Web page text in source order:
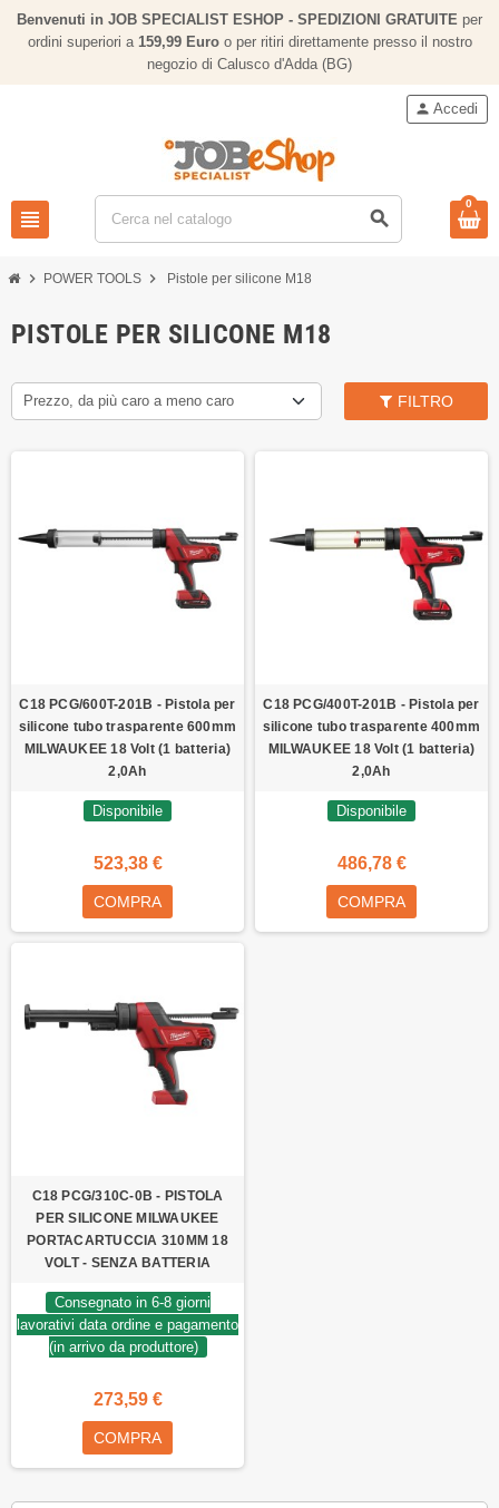
Benvenuti in JOB SPECIALIST ESHOP - SPEDIZIONI GRATUITE per
ordini superiori a 159,99 Euro o per ritiri direttamente presso il nostro
negozio di Calusco d'Adda (BG)
view_headline search
person Accedi
0
chevron_right POWER TOOLS chevron_right Pistole per silicone M18
PISTOLE PER SILICONE M18
Prezzo, da più caro a meno caro FILTRO
C18 PCG/600T-201B - Pistola per
silicone tubo trasparente 600mm
MILWAUKEE 18 Volt (1 batteria)
2,0Ah
Disponibile
523,38 €
COMPRA
C18 PCG/400T-201B - Pistola per
silicone tubo trasparente 400mm
MILWAUKEE 18 Volt (1 batteria)
2,0Ah
Disponibile
486,78 €
COMPRA
C18 PCG/310C-0B - PISTOLA
PER SILICONE MILWAUKEE
PORTACARTUCCIA 310MM 18
VOLT - SENZA BATTERIA
Consegnato in 6-8 giorni
lavorativi data ordine e pagamento
(in arrivo da produttore)
273,59 €
COMPRA